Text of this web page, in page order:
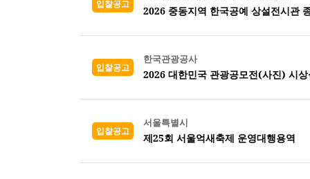
입찰공고
2026 중동지역 한국공예 상설전시관
입찰공고
한국관광공사
2026 대한민국 관광공모전(사진) 시
입찰공고
서울특별시
제25회 서울억새축제 운영대행용역